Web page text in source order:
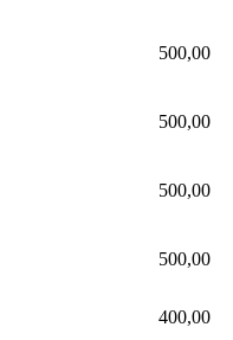
500,00
500,00
500,00
500,00
400,00